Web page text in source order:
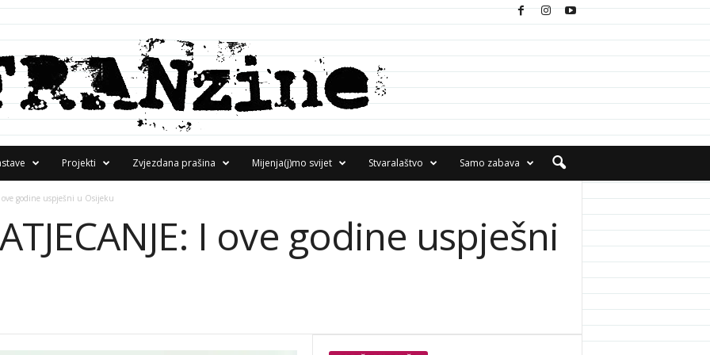
Projekti Zvjezdana prašina Mijenja(j)mo svijet Stvaralaštvo Samo zabava
I ove godine uspješni u Osijeku
I ove godine uspješni